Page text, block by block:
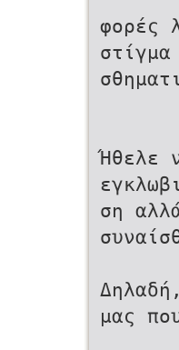
φορές
Ήθελε
ση
μας